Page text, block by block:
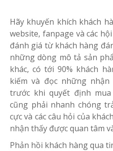
Hãy khuyến khích khách
website, fanpage và các
đánh giá từ khách hàng
những dòng mô tả sản
khác, có tới 90% khách
kiếm và đọc những
trước khi quyết định
cũng phải nhanh chóng
cực và các câu hỏi của
nhận thấy được quan tâm
Phản hồi khách hàng qua